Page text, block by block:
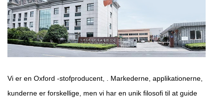
Vi er en Oxford -stofproducent, . Markederne, applikationerne,
kunderne er forskellige, men vi har en unik filosofi til at guide